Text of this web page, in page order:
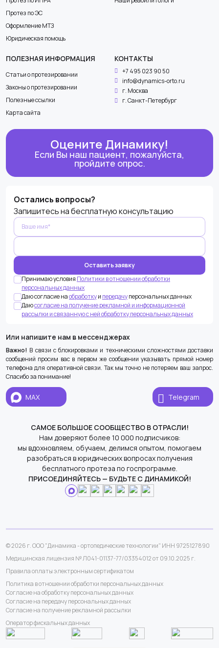
Протез по ЭС
Оформление МТЗ
Юридическая помощь
ПОЛЕЗНАЯ ИНФОРМАЦИЯ
Статьи о протезировании
Законы о протезировании
Полезные ссылки
Карта сайта
КОНТАКТЫ
+7 495 023 90 50
info@dynamics-orto.ru
г. Москва
г. Санкт-Петербург
Оцените Динамику!
Если Вы наш пациент, пожалуйста,
пройдите опрос.
это поле
пустым.
Остались вопросы?
Запишитесь на бесплатную консультацию
Принимаю условия Политики в отношении обработки
персональных данных
Даю согласие наобработкуи передачуперсональных данных
Даюсогласие на получение рекламной и информационной
рассылки и связанную с ней обработку персональных данных
Или напишите нам в мессенджерах
Важно! В связи с блокировками и техническими сложностями доставки
сообщений просим вас в первом же сообщении указывать прямой номер
телефона для оперативной связи. Так мы точно не потеряем ваш запрос.
Спасибо за понимание!
MAX Telegram
САМОЕ БОЛЬШОЕ СООБЩЕСТВО В ОТРАСЛИ!
Нам доверяют более 10 000 подписчиков:
мы вдохновляем, обучаем, делимся опытом, помогаем
разобраться в юридических вопросах получения
бесплатного протеза по госпрограмме.
ПРИСОЕДИНЯЙТЕСЬ — БУДЬТЕ С ДИНАМИКОЙ!
© 2026 г. ООО "Динамика - ортопедические технологии" ИНН 9725127890
Медицинская лицензия № Л041-01137-77/03354012 от 09.10.2025 г.
Правила оплаты электронным сертификатом
Политика в отношении обработки персональных данных
Согласие на обработку персональных данных
Согласие на передачу персональных данных
Согласие на получение рекламной рассылки
Оператор фискальных данных